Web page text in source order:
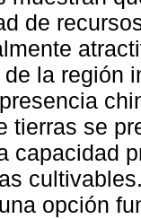
de
la región
tierras se
capacidad
opción